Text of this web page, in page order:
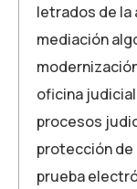
letrados de
mediación
oficina
procesos
protección
prueba